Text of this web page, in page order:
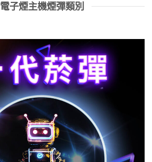
電子煙主機煙彈類別